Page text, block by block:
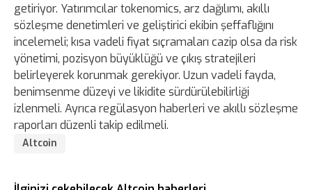
getiriyor. Yatırımcılar tokenomics, arz dağılımı, akıllı
sözleşme denetimleri ve geliştirici ekibin şeffaflığını
incelemeli; kısa vadeli fiyat sıçramaları cazip olsa da risk
yönetimi, pozisyon büyüklüğü ve çıkış stratejileri
belirleyerek korunmak gerekiyor. Uzun vadeli fayda,
benimsenme düzeyi ve likidite sürdürülebilirliği
izlenmeli. Ayrıca regülasyon haberleri ve akıllı sözleşme
raporları düzenli takip edilmeli.
Altcoin